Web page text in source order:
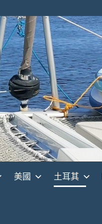
美國 土耳其